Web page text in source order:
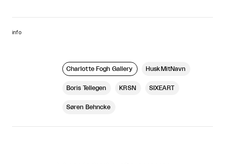
info
Charlotte Fogh Gallery HuskMitNavn
Boris Tellegen KRSN SIXEART
Søren Behncke